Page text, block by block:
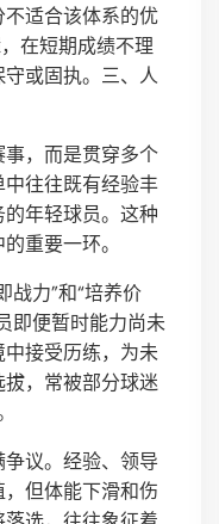
适合该体系的优
在短期成绩不理
或固执。三、人
，而是贯穿多个
往往既有经验丰
年轻球员。这种
重要一环。
战力”和“培养价
即便暂时能力尚未
接受历练，为未
，常被部分球迷
议。经验、领导
但体能下滑和伤